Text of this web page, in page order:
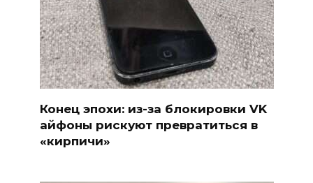
Конец эпохи: из-за блокировки VK
айфоны рискуют превратиться в
«кирпичи»